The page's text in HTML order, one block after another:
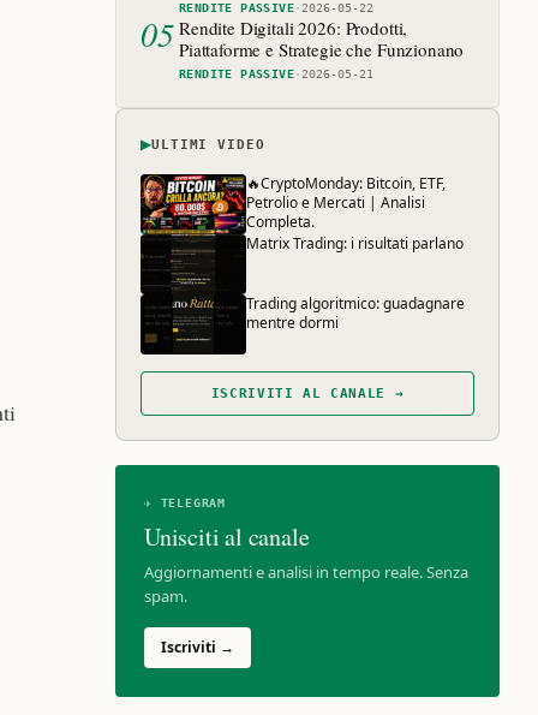
RENDITE PASSIVE·2026-05-22
05 Rendite Digitali 2026: Prodotti,
Piattaforme e Strategie che Funzionano
RENDITE PASSIVE·2026-05-21
▶ULTIMI VIDEO
🔥CryptoMonday: Bitcoin, ETF,
Petrolio e Mercati | Analisi
Completa.
Matrix Trading: i risultati parlano
Trading algoritmico: guadagnare
mentre dormi
ISCRIVITI AL CANALE →
✈ TELEGRAM
Unisciti al canale
Aggiornamenti e analisi in tempo reale. Senza
spam.
Iscriviti →